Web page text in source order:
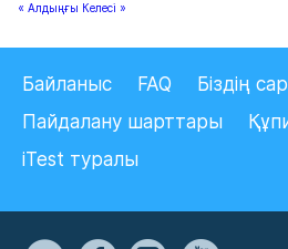
« Алдыңғы Келесі »
Байланыс FAQ
Біздің
Пайдалану шарттары
iTest туралы